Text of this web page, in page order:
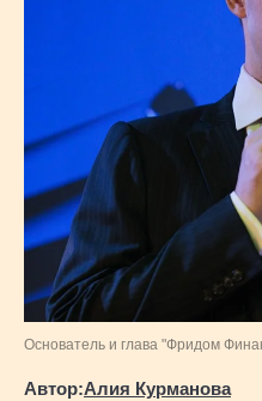
Геополитика
Исследования
Люди
Life & Arts
Основатель и глава "Фридом
Автор:Алия Курманова